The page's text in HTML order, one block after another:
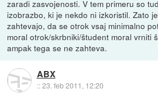
zaradi zasvojenosti. V tem primeru so
izobrazbo, ki je nekdo ni izkoristil. Zato
zahtevajo, da se otrok vsaj minimalno
moral otrok/skrbniki/študent moral vrniti
ampak tega se ne zahteva.
ABX
::23. feb 2011, 12:20